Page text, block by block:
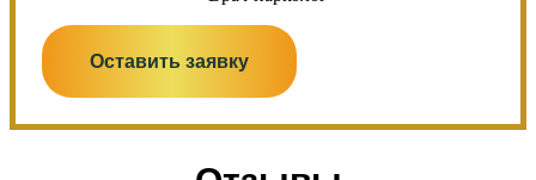
Оставить заявку